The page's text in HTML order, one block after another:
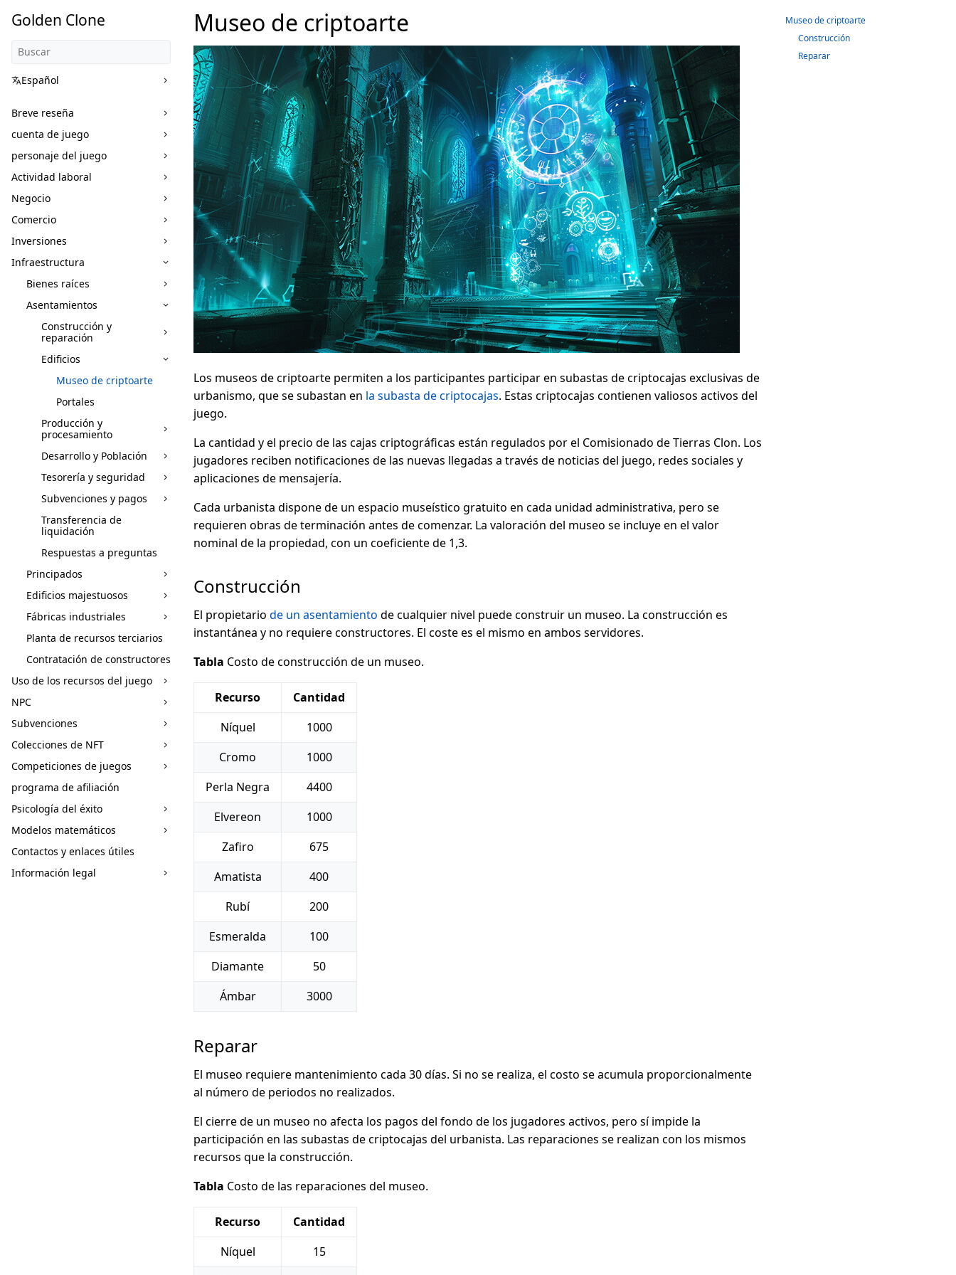
Golden Clone
Español
Breve reseña
cuenta de juego
personaje del juego
Actividad laboral
Negocio
Comercio
Inversiones
Infraestructura
Bienes raíces
Asentamientos
Construcción y
reparación
Edificios
Museo de criptoarte
Portales
Producción y
procesamiento
Desarrollo y Población
Tesorería y seguridad
Subvenciones y pagos
Transferencia de
liquidación
Respuestas a preguntas
Principados
Edificios majestuosos
Fábricas industriales
Planta de recursos terciarios
Contratación de constructores
Uso de los recursos del juego
NPC
Subvenciones
Colecciones de NFT
Competiciones de juegos
programa de afiliación
Psicología del éxito
Modelos matemáticos
Contactos y enlaces útiles
Información legal
Museo de criptoarte
Los museos de criptoarte permiten a los participantes participar en subastas de criptocajas exclusivas de
urbanismo, que se subastan en la subasta de criptocajas. Estas criptocajas contienen valiosos activos del
juego.
La cantidad y el precio de las cajas criptográficas están regulados por el Comisionado de Tierras Clon. Los
jugadores reciben notificaciones de las nuevas llegadas a través de noticias del juego, redes sociales y
aplicaciones de mensajería.
Cada urbanista dispone de un espacio museístico gratuito en cada unidad administrativa, pero se
requieren obras de terminación antes de comenzar. La valoración del museo se incluye en el valor
nominal de la propiedad, con un coeficiente de 1,3.
Construcción
El propietario de un asentamiento de cualquier nivel puede construir un museo. La construcción es
instantánea y no requiere constructores. El coste es el mismo en ambos servidores.
Tabla Costo de construcción de un museo.
Recurso
Cantidad
Níquel
1000
Cromo
1000
Perla Negra
4400
Elvereon
1000
Zafiro
675
Amatista
400
Rubí
200
Esmeralda
100
Diamante
50
Ámbar
3000
Reparar
El museo requiere mantenimiento cada 30 días. Si no se realiza, el costo se acumula proporcionalmente
al número de periodos no realizados.
El cierre de un museo no afecta los pagos del fondo de los jugadores activos, pero sí impide la
participación en las subastas de criptocajas del urbanista. Las reparaciones se realizan con los mismos
recursos que la construcción.
Tabla Costo de las reparaciones del museo.
Recurso
Cantidad
Níquel
15
Museo de criptoarte
Construcción
Reparar